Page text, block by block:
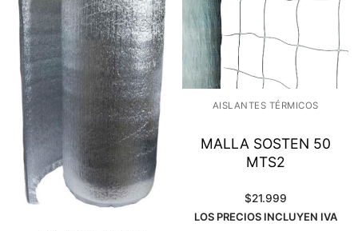
AISLANTES TÉRMICOS
MALLA SOSTEN 50
MTS2
$21.999
LOS PRECIOS INCLUYEN IVA